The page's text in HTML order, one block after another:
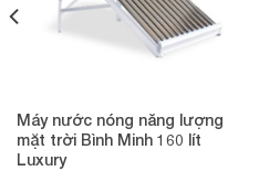
Máy nước nóng năng lượng
mặt trời Bình Minh 160 lít
Luxury